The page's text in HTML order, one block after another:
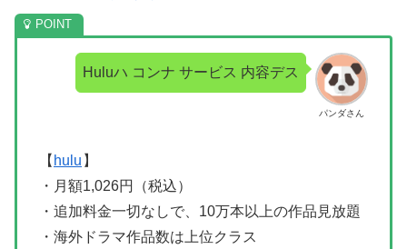
パンダさん
Huluハ コンナ サービス 内容デス
【 hulu 】
・月額1,026円（税込）
・追加料金一切なしで、10万本以上の作品見放題
・海外ドラマ作品数は上位クラス